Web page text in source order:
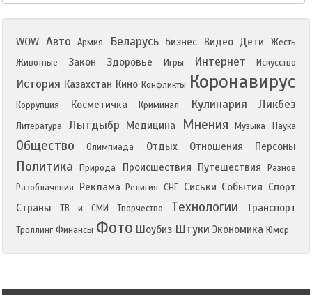
WOW Авто Армия Беларусь Бизнес Видео Дети
Жесть
Животные
Закон Здоровье Игры Интернет Искусство
История Казахстан Кино Конфликты Коронавирус
Коррупция Косметичка Криминал Кулинария Ликбез
Литература Лытдыбр Медицина Мнения Музыка Наука
Общество Олимпиада Отдых Отношения Персоны
Политика Природа Происшествия Путешествия
Разное
Разоблачения
Реклама Религия СНГ Сиськи События Спорт
Страны
ТВ и СМИ Творчество Технологии Транспорт
Троллинг Финансы Фото Шоубиз Штуки Экономика Юмор